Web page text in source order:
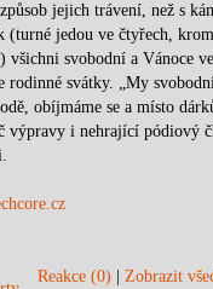
jejich trávení, než s
(turné jedou ve čtyřech,
všichni svobodní a Vánoce
rodinné svátky. „My
obíjmáme se a místo
výpravy i nehrající pódiový
Reakce (0) |Zobrazit